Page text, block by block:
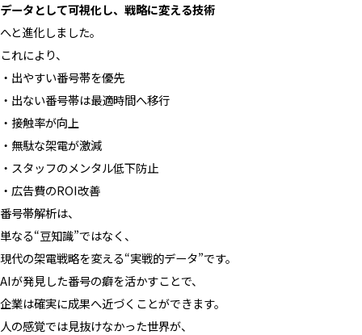
データとして可視化し、戦略に変える技術
へと進化しました。
これにより、
・出やすい番号帯を優先
・出ない番号帯は最適時間へ移行
・接触率が向上
・無駄な架電が激減
・スタッフのメンタル低下防止
・広告費のROI改善
番号帯解析は、
単なる“豆知識”ではなく、
現代の架電戦略を変える“実戦的データ”です。
AIが発見した番号の癖を活かすことで、
企業は確実に成果へ近づくことができます。
人の感覚では見抜けなかった世界が、